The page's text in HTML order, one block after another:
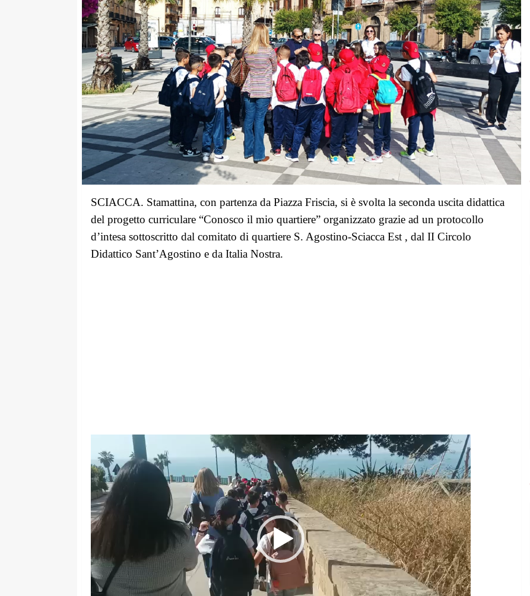
SCIACCA. Stamattina, con partenza da Piazza Friscia, si è svolta la seconda uscita didattica
del progetto curriculare “Conosco il mio quartiere” organizzato grazie ad un protocollo
d’intesa sottoscritto dal comitato di quartiere S. Agostino-Sciacca Est , dal II Circolo
Didattico Sant’Agostino e da Italia Nostra.
Player